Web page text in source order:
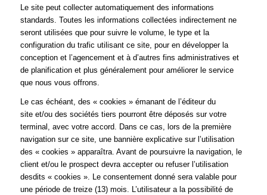
Le site peut collecter automatiquement des informations
standards. Toutes les informations collectées indirectement ne
seront utilisées que pour suivre le volume, le type et la
configuration du trafic utilisant ce site, pour en développer la
conception et l’agencement et à d’autres fins administratives et
de planification et plus généralement pour améliorer le service
que nous vous offrons.
Le cas échéant, des « cookies » émanant de l’éditeur du
site et/ou des sociétés tiers pourront être déposés sur votre
terminal, avec votre accord. Dans ce cas, lors de la première
navigation sur ce site, une bannière explicative sur l’utilisation
des « cookies » apparaîtra. Avant de poursuivre la navigation, le
client et/ou le prospect devra accepter ou refuser l’utilisation
desdits « cookies ». Le consentement donné sera valable pour
une période de treize (13) mois. L’utilisateur a la possibilité de